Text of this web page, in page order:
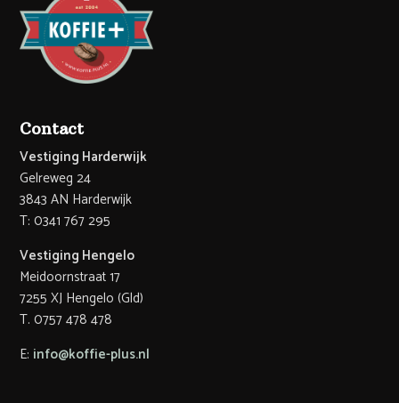
Contact
Vestiging Harderwijk
Gelreweg 24
3843 AN Harderwijk
T: 0341 767 295
Vestiging Hengelo
Meidoornstraat 17
7255 XJ Hengelo (Gld)
T. 0757 478 478
E: info@koffie-plus.nl